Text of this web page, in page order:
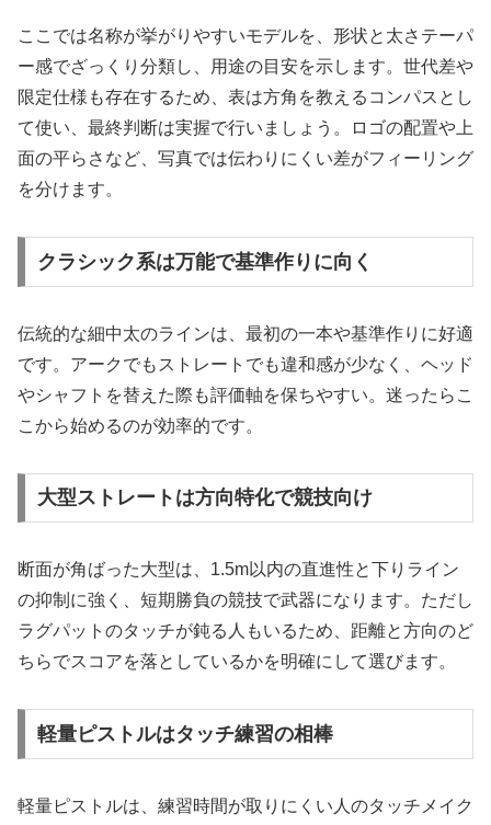
ここでは名称が挙がりやすいモデルを、形状と太さテーパ
ー感でざっくり分類し、用途の目安を示します。世代差や
限定仕様も存在するため、表は方角を教えるコンパスとし
て使い、最終判断は実握で行いましょう。ロゴの配置や上
面の平らさなど、写真では伝わりにくい差がフィーリング
を分けます。
クラシック系は万能で基準作りに向く
伝統的な細中太のラインは、最初の一本や基準作りに好適
です。アークでもストレートでも違和感が少なく、ヘッド
やシャフトを替えた際も評価軸を保ちやすい。迷ったらこ
こから始めるのが効率的です。
大型ストレートは方向特化で競技向け
断面が角ばった大型は、1.5m以内の直進性と下りライン
の抑制に強く、短期勝負の競技で武器になります。ただし
ラグパットのタッチが鈍る人もいるため、距離と方向のど
ちらでスコアを落としているかを明確にして選びます。
軽量ピストルはタッチ練習の相棒
軽量ピストルは、練習時間が取りにくい人のタッチメイク